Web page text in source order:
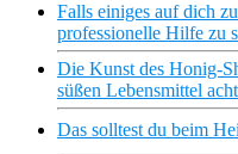
Falls einiges auf dich
professionelle Hilfe zu
Die Kunst des Honig-
süßen Lebensmittel
Das solltest du beim